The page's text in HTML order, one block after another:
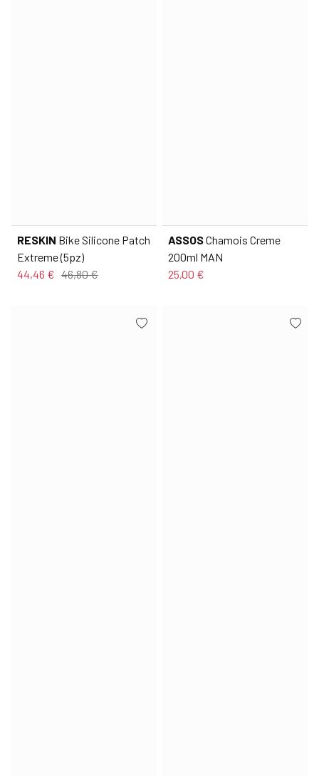
RESKIN Bike Silicone Patch
Extreme (5pz)
44,46 € 46,80 €
ASSOSChamois Creme
200ml MAN
25,00 €